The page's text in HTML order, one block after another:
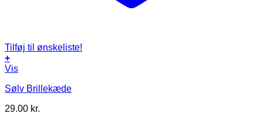
Tilføj til ønskeliste!
+
Vis
Sølv Brillekæde
29.00 kr.